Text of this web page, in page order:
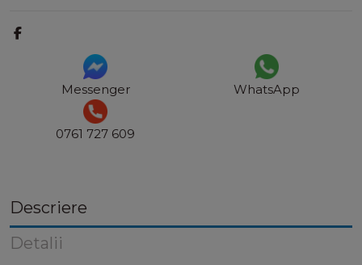
Messenger WhatsApp
0761 727 609
Descriere
Detalii